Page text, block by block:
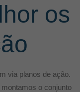
os
via planos de ação.
o conjunto